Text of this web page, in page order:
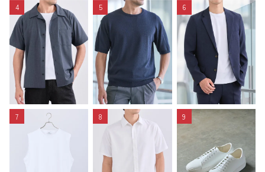
4 5 6
7 8 9